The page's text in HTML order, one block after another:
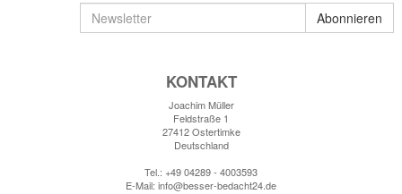
Newsletter
Abonnieren
KONTAKT
Joachim Müller
Feldstraße 1
27412 Ostertimke
Deutschland
Tel.: +49 04289 - 4003593
E-Mail: info@besser-bedacht24.de